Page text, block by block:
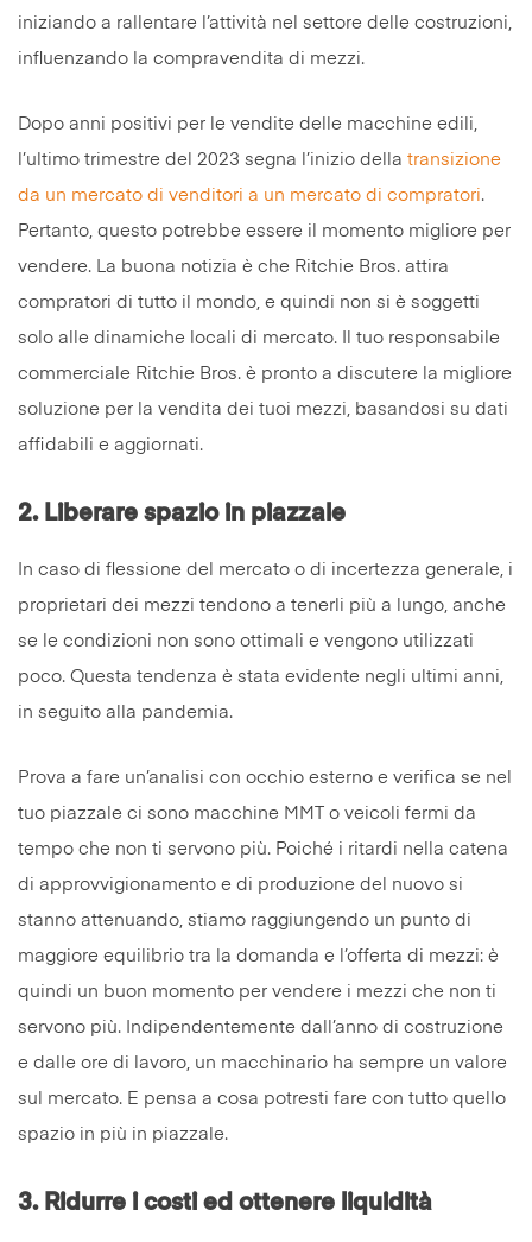
iniziando a rallentare l’attività nel settore delle costruzioni,
influenzando la compravendita di mezzi.
Dopo anni positivi per le vendite delle macchine edili,
l’ultimo trimestre del 2023 segna l’inizio della transizione
da un mercato di venditori a un mercato di compratori.
Pertanto, questo potrebbe essere il momento migliore per
vendere. La buona notizia è che Ritchie Bros. attira
compratori di tutto il mondo, e quindi non si è soggetti
solo alle dinamiche locali di mercato. Il tuo responsabile
commerciale Ritchie Bros. è pronto a discutere la migliore
soluzione per la vendita dei tuoi mezzi, basandosi su dati
affidabili e aggiornati.
2. Liberare spazio in piazzale
In caso di flessione del mercato o di incertezza generale, i
proprietari dei mezzi tendono a tenerli più a lungo, anche
se le condizioni non sono ottimali e vengono utilizzati
poco. Questa tendenza è stata evidente negli ultimi anni,
in seguito alla pandemia.
Prova a fare un’analisi con occhio esterno e verifica se nel
tuo piazzale ci sono macchine MMT o veicoli fermi da
tempo che non ti servono più. Poiché i ritardi nella catena
di approvvigionamento e di produzione del nuovo si
stanno attenuando, stiamo raggiungendo un punto di
maggiore equilibrio tra la domanda e l’offerta di mezzi: è
quindi un buon momento per vendere i mezzi che non ti
servono più. Indipendentemente dall’anno di costruzione
e dalle ore di lavoro, un macchinario ha sempre un valore
sul mercato. E pensa a cosa potresti fare con tutto quello
spazio in più in piazzale.
3. Ridurre i costi ed ottenere liquidità